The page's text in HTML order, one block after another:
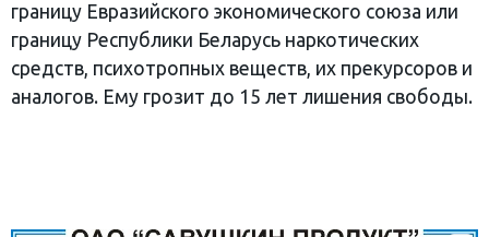
границу Евразийского экономического союза или
границу Республики Беларусь наркотических
средств, психотропных веществ, их прекурсоров и
аналогов. Ему грозит до 15 лет лишения свободы.